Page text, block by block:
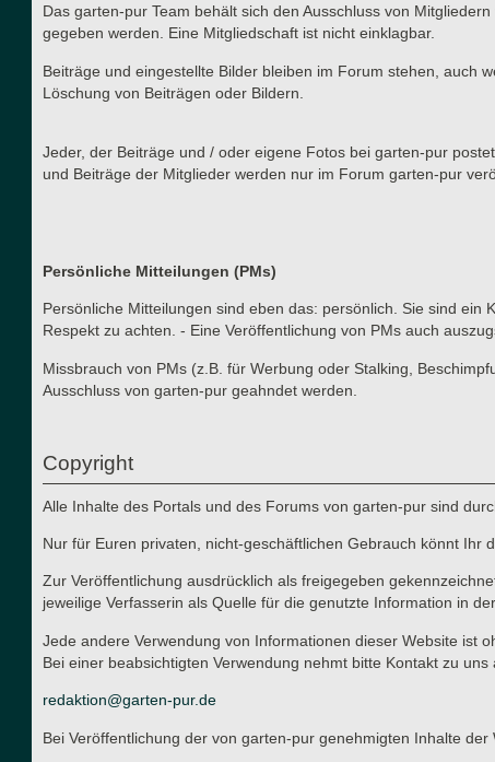
Das garten-pur Team behält sich den Ausschluss von
gegeben werden. Eine Mitgliedschaft ist nicht einklagbar.
Beiträge und eingestellte Bilder bleiben im Forum stehen, auch
Löschung von Beiträgen oder Bildern.
Jeder, der Beiträge und / oder eigene Fotos bei garten-pur
und Beiträge der Mitglieder werden nur im Forum garten-pur
Persönliche Mitteilungen (PMs)
Persönliche Mitteilungen sind eben das: persönlich. Sie sind ein
Respekt zu achten. - Eine Veröffentlichung von PMs auch
Missbrauch von PMs (z.B. für Werbung oder Stalking,
Ausschluss von garten-pur geahndet werden.
Copyright
Alle Inhalte des Portals und des Forums von garten-pur sind
Nur für Euren privaten, nicht-geschäftlichen Gebrauch könnt Ihr
Zur Veröffentlichung ausdrücklich als freigegeben
jeweilige Verfasserin als Quelle für die genutzte Information in
Jede andere Verwendung von Informationen dieser Website ist
Bei einer beabsichtigten Verwendung nehmt bitte Kontakt zu uns
redaktion@garten-pur.de
Bei Veröffentlichung der von garten-pur genehmigten Inhalte